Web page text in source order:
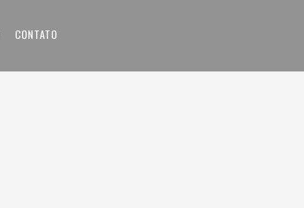
CONTATO